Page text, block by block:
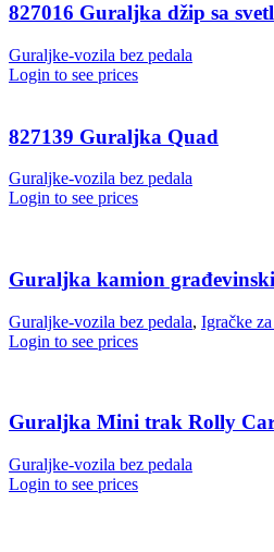
827016 Guraljka džip sa
Guraljke-vozila bez pedala
Login to see prices
827139 Guraljka Quad
Guraljke-vozila bez pedala
Login to see prices
Guraljka kamion
Guraljke-vozila bez pedala, Igračke
Login to see prices
Guraljka Mini trak Rolly
Guraljke-vozila bez pedala
Login to see prices